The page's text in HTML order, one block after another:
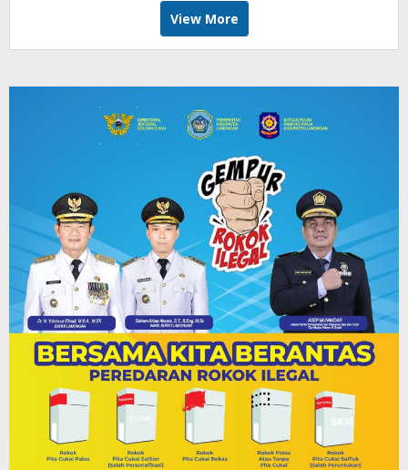
View More